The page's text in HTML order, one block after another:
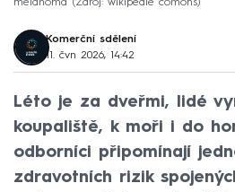
melanoma Zdroj: wikipedie comons
Komerční sdělení
11. čvn 2026, 14:42
Léto je za dveřmi, lidé
koupaliště, k moři i do
odborníci připomínají
zdravotních rizik